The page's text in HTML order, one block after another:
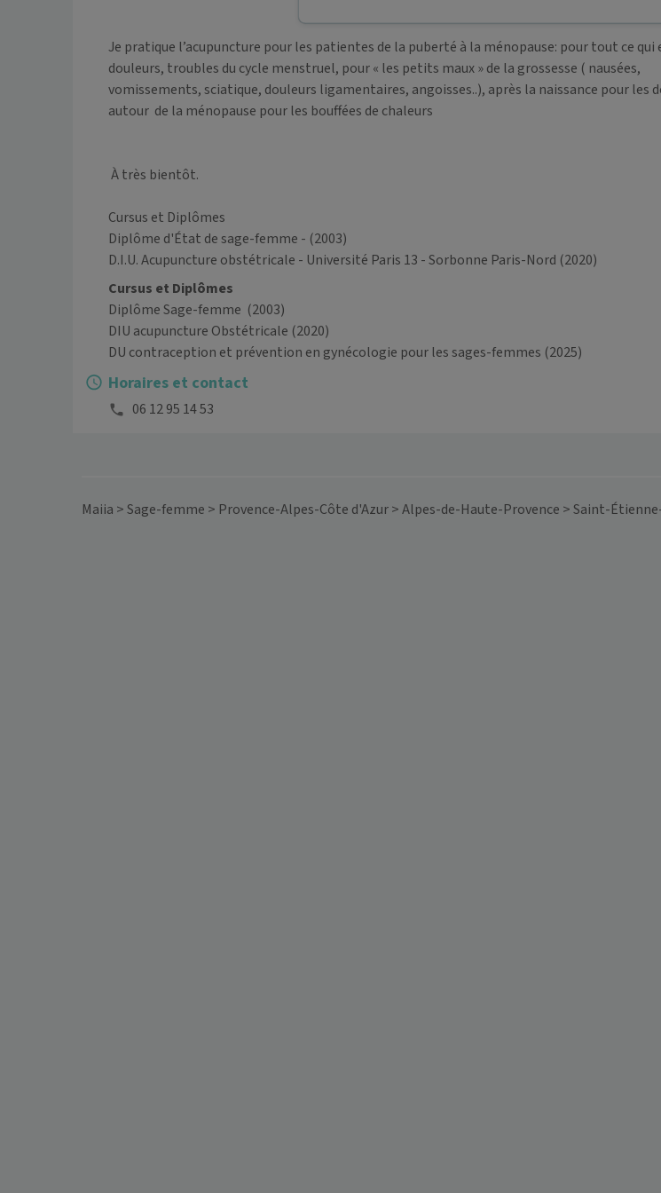
Je pratique l’acupuncture pour les patientes de la puberté à la ménopause: pour tout ce qui
douleurs, troubles du cycle menstruel, pour « les petits maux » de la grossesse ( nausées,
vomissements, sciatique, douleurs ligamentaires, angoisses..), après la naissance pour les
autour  de la ménopause pour les bouffées de chaleurs
Cursus et Diplômes
Diplôme d'État de sage-femme - (2003)
D.I.U. Acupuncture obstétricale - Université Paris 13 - Sorbonne Paris-Nord (2020)
Cursus et Diplômes
Diplôme Sage-femme (2003)
DIU acupuncture Obstétricale (2020)
DU contraception et prévention en gynécologie pour les sages-femmes (2025)
Horaires et contact
06 12 95 14 53
Maiia >Sage-femme > Provence-Alpes-Côte d'Azur>Alpes-de-Haute-Provence >Saint-